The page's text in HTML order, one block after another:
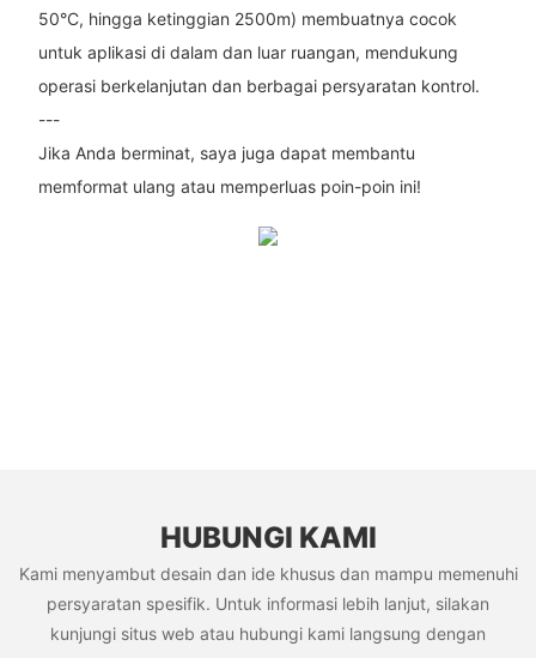
50°C, hingga ketinggian 2500m) membuatnya cocok
untuk aplikasi di dalam dan luar ruangan, mendukung
operasi berkelanjutan dan berbagai persyaratan kontrol.
---
Jika Anda berminat, saya juga dapat membantu
memformat ulang atau memperluas poin-poin ini!
HUBUNGI KAMI
Kami menyambut desain dan ide khusus dan mampu memenuhi
persyaratan spesifik. Untuk informasi lebih lanjut, silakan
kunjungi situs web atau hubungi kami langsung dengan